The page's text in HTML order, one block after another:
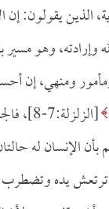
الذين يقولون:
وهو مسير
ومنهي، إن
بأن الإنسان له
يده وتضطرب